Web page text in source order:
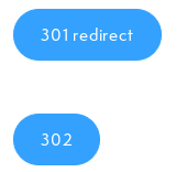
301 redirect
302